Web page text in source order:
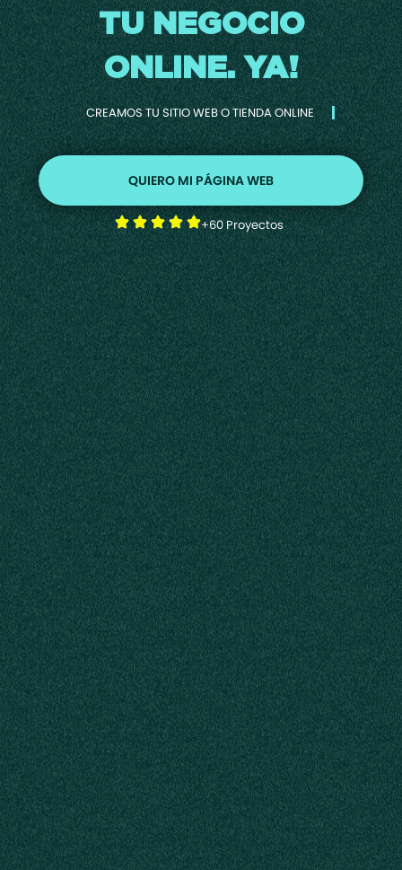
TU NEGOCIO
ONLINE. YA!
CREAMOS TU SITIO WEB O TIENDA ONLINE
QUIERO MI PÁGINA WEB
+60 Proyectos